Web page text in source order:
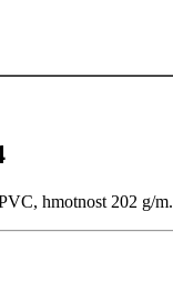
hmotnost 202 g/m.